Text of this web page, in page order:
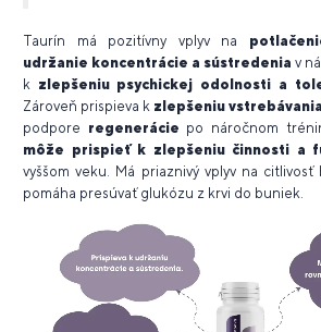
Taurín má pozitívny vplyv na
udržanie koncentrácie a sústredenia v
k zlepšeniu psychickej odolnosti a
Zároveň prispieva k zlepšeniu
podpore regenerácie po náročnom
môže prispieť k zlepšeniu činnosti a
vyššom veku. Má priaznivý vplyv na
pomáha presúvať glukózu z krvi do buniek.